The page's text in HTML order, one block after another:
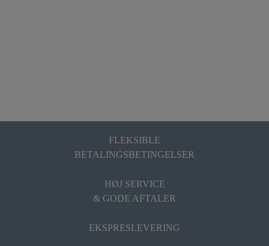
FLEKSIBLE
BETALINGSBETINGELSER
HØJ SERVICE
& GODE AFTALER
EKSPRESLEVERING